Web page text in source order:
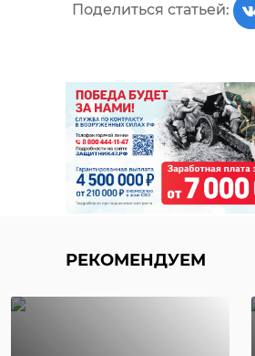
Поделиться статьей:
РЕКОМЕНДУЕМ